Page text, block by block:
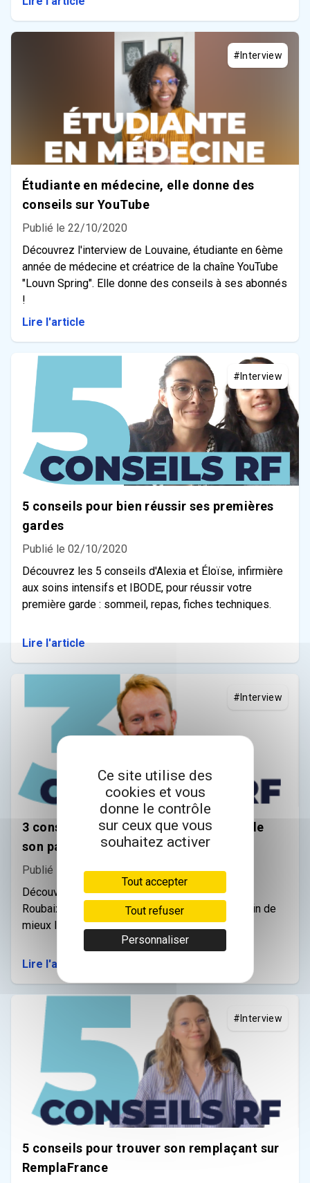
#Interview
Étudiante en médecine, elle donne des
conseils sur YouTube
Publié le 22/10/2020
Découvrez l'interview de Louvaine, étudiante en 6ème
année de médecine et créatrice de la chaîne YouTube
"Louvn Spring". Elle donne des conseils à ses abonnés
!
Lire l'article
#Interview
5 conseils pour bien réussir ses premières
gardes
Publié le 02/10/2020
Découvrez les 5 conseils d'Alexia et Éloïse, infirmière
aux soins intensifs et IBODE, pour réussir votre
première garde : sommeil, repas, fiches techniques.
Lire l'article
#Interview
3 conseils pour être à l'aise et proche de
son patient
Publié le 22/09/2020
Découvrez les 3 conseils de Jérôme, infirmier à
Roubaix, pour se sentir proche de son patient afin de
mieux le comprendre.
Lire l'article
#Interview
5 conseils pour trouver son remplaçant sur
RemplaFrance
Ce site utilise des
cookies et vous
donne le contrôle
sur ceux que vous
souhaitez activer
Tout accepter
Tout refuser
Personnaliser